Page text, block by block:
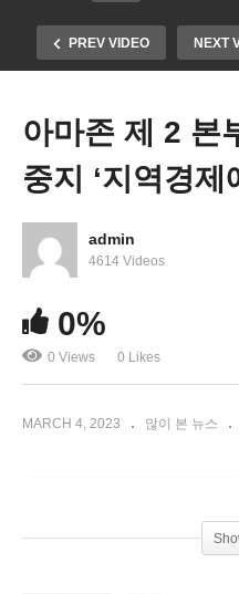
PREV VIDEO NEXT
물가불안은 길어진다’
아마존 제 2 본
중지 ‘지역경제
admin
4614 Videos
0%
0 Views 0 Likes
MARCH 4, 2023 많이 본 뉴스